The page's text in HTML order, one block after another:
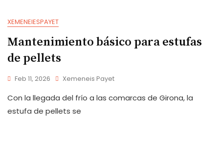
XEMENEIESPAYET
Mantenimiento básico para estufas
de pellets
Feb 11, 2026 Xemeneis Payet
Con la llegada del frío a las comarcas de Girona, la
estufa de pellets se